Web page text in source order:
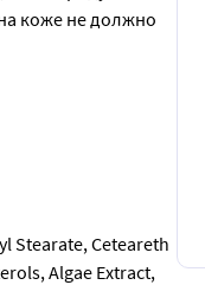
коже не должно
Stearate, Ceteareth
Algae Extract,